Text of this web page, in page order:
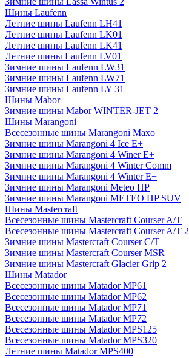
Шины Laufenn
Летние шины Laufenn LH41
Летние шины Laufenn LK01
Летние шины Laufenn LK41
Летние шины Laufenn LV01
Зимние шины Laufenn LW31
Зимние шины Laufenn LW71
Зимние шины Laufenn LY 31
Шины Mabor
Зимние шины Mabor WINTER-JET 2
Шины Marangoni
Всесезонные шины Marangoni Maxo
Зимние шины Marangoni 4 Ice E+
Зимние шины Marangoni 4 Winer E+
Зимние шины Marangoni 4 Winter Comm
Зимние шины Marangoni 4 Winter E+
Зимние шины Marangoni Meteo HP
Зимние шины Marangoni METEO HP SUV
Шины Mastercraft
Всесезонные шины Mastercraft Courser A/T
Всесезонные шины Mastercraft Courser A/T 2
Зимние шины Mastercraft Courser C/T
Зимние шины Mastercraft Courser MSR
Зимние шины Mastercraft Glacier Grip 2
Шины Matador
Всесезонные шины Matador MP61
Всесезонные шины Matador MP62
Всесезонные шины Matador MP71
Всесезонные шины Matador MP72
Всесезонные шины Matador MPS125
Всесезонные шины Matador MPS320
Летние шины Matador MPS400